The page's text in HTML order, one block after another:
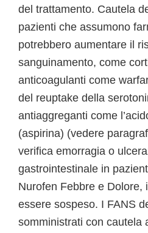
del trattamento. Cautela
pazienti che assumono
potrebbero aumentare il
sanguinamento, come
anticoagulanti come
del reuptake della
antiaggreganti come
(aspirina) (vedere
verifica emorragia o
gastrointestinale in
Nurofen Febbre e Dolore,
essere sospeso. I FANS
somministrati con cautela